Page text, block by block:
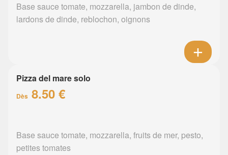
Base sauce tomate, mozzarella, jambon de dinde,
lardons de dinde, reblochon, oignons
Pizza del mare solo
Dès 8.50 €
Base sauce tomate, mozzarella, fruits de mer, pesto,
petites tomates